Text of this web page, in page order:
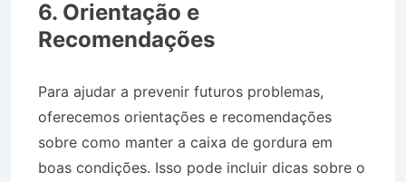
6. Orientação e
Recomendações
Para ajudar a prevenir futuros problemas,
oferecemos orientações e recomendações
sobre como manter a caixa de gordura em
boas condições. Isso pode incluir dicas sobre o